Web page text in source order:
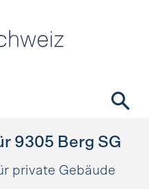
9305 Berg SG
private Gebäude